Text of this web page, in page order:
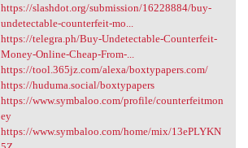
https://slashdot.org/submission/16228884/buy-
undetectable-counterfeit-mo...
https://telegra.ph/Buy-Undetectable-Counterfeit-
Money-Online-Cheap-From-...
https://tool.365jz.com/alexa/boxtypapers.com/
https://huduma.social/boxtypapers
https://www.symbaloo.com/profile/counterfeitmon
ey
https://www.symbaloo.com/home/mix/13ePLYKN